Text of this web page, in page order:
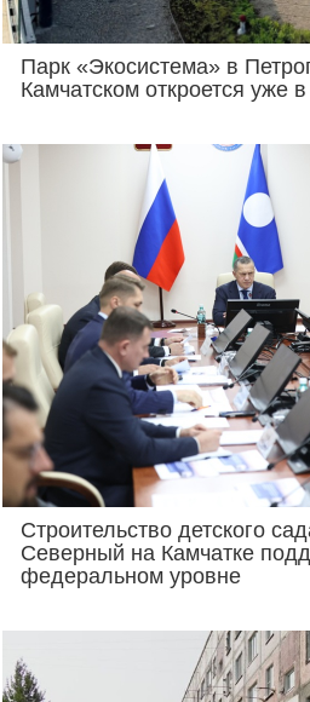
Парк «Экосистема» в
Камчатском откроется уже
Строительство детского
Северный на Камчатке
федеральном уровне